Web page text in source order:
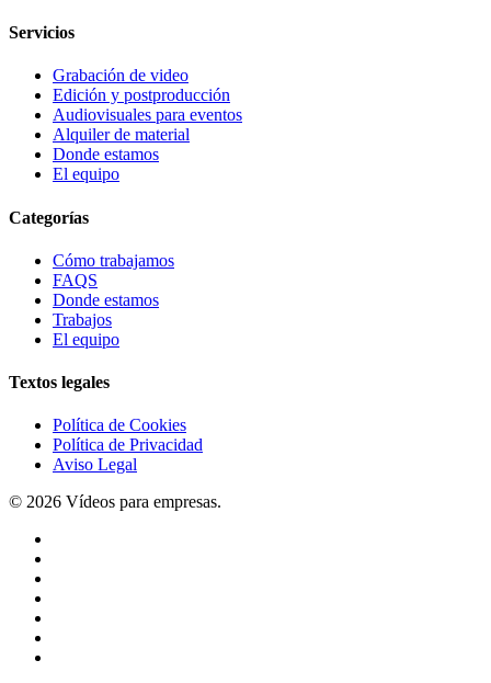
Servicios
Grabación de video
Edición y postproducción
Audiovisuales para eventos
Alquiler de material
Donde estamos
El equipo
Categorías
Cómo trabajamos
FAQS
Donde estamos
Trabajos
El equipo
Textos legales
Política de Cookies
Política de Privacidad
Aviso Legal
© 2026 Vídeos para empresas.